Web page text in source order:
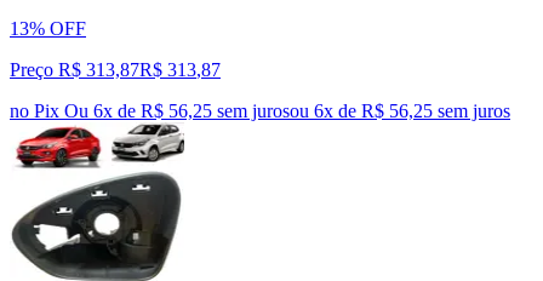
13% OFF
Preço R$ 313,87R$ 313,87
no Pix Ou 6x de R$ 56,25 sem jurosou 6x de R$ 56,25 sem juros